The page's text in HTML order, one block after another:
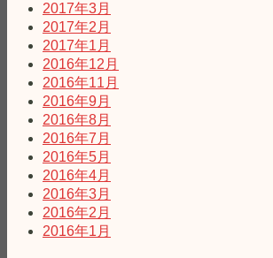
2017年3月
2017年2月
2017年1月
2016年12月
2016年11月
2016年9月
2016年8月
2016年7月
2016年5月
2016年4月
2016年3月
2016年2月
2016年1月